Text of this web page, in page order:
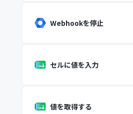
Webhookを停止
セルに値を入力
値を取得する